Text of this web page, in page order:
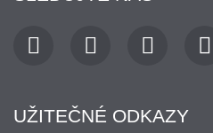
UŽITEČNÉ ODKAZY